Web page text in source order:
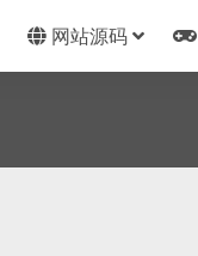
网站源码